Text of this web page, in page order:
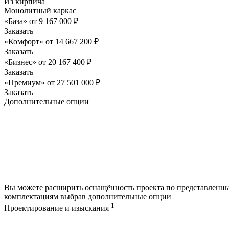
Монолитный каркас
«База» от 9 167 000 ₽
Заказать
«Комфорт» от 14 667 200 ₽
Заказать
«Бизнес» от 20 167 400 ₽
Заказать
«Премиум» от 27 501 000 ₽
Заказать
Дополнительные опции
Вы можете расширить оснащённость проекта по
комплектациям выбрав дополнительные опции
Проектирование и изыскания 1